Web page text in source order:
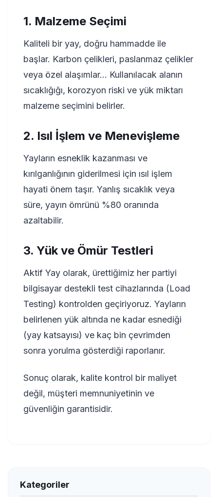
1. Malzeme Seçimi
Kaliteli bir yay, doğru hammadde ile
başlar. Karbon çelikleri, paslanmaz çelikler
veya özel alaşımlar... Kullanılacak alanın
sıcaklığığı, korozyon riski ve yük miktarı
malzeme seçimini belirler.
2. Isıl İşlem ve Menevişleme
Yayların esneklik kazanması ve
kırılganlığının giderilmesi için ısıl işlem
hayati önem taşır. Yanlış sıcaklık veya
süre, yayın ömrünü %80 oranında
azaltabilir.
3. Yük ve Ömür Testleri
Aktif Yay olarak, ürettiğimiz her partiyi
bilgisayar destekli test cihazlarında (Load
Testing) kontrolden geçiriyoruz. Yayların
belirlenen yük altında ne kadar esnediği
(yay katsayısı) ve kaç bin çevrimden
sonra yorulma gösterdiği raporlanır.
Sonuç olarak, kalite kontrol bir maliyet
değil, müşteri memnuniyetinin ve
güvenliğin garantisidir.
Kategoriler